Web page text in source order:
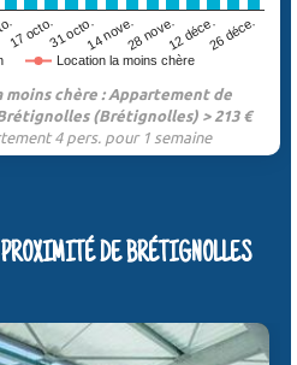
Location la moins chère
17 octo.31 octo.14 nove.28 nove.12 déce.26 déce.
moins chère : Appartement de
(Brétignolles) > 213 €
4 pers. pour 1 semaine
DE BRÉTIGNOLLES